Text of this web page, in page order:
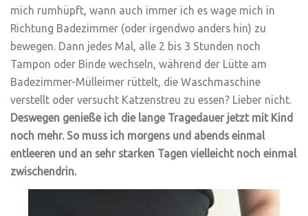
mich rumhüpft, wann auch immer ich es wage mich in
Richtung Badezimmer (oder irgendwo anders hin) zu
bewegen. Dann jedes Mal, alle 2 bis 3 Stunden noch
Tampon oder Binde wechseln, während der Lütte am
Badezimmer-Mülleimer rüttelt, die Waschmaschine
verstellt oder versucht Katzenstreu zu essen? Lieber nicht.
Deswegen genieße ich die lange Tragedauer jetzt mit Kind
noch mehr. So muss ich morgens und abends einmal
entleeren und an sehr starken Tagen vielleicht noch einmal
zwischendrin.